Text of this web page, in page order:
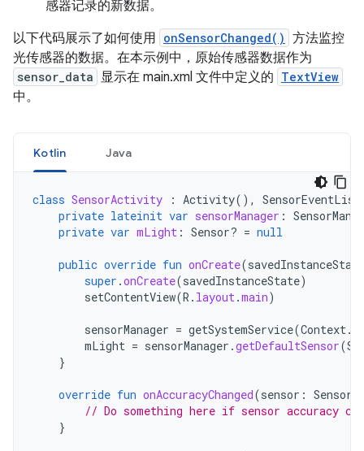
感器记录的新数据。
以下代码展示了如何使用 onSensorChanged() 方法监控
光传感器的数据。在本示例中，原始传感器数据作为
sensor_data 显示在 main.xml 文件中定义的 TextView
中。
Kotlin Java
class SensorActivity : Activity(),
private lateinit var sensorManager :
private var mLight : Sensor? = null
public override fun onCreate(savedInstanceState
super .onCreate(savedInstanceState)
setContentView(R . layout.main)
sensorManager = getSystemService(Context.
mLight = sensorManager .getDefaultSensor(
}
override fun onAccuracyChanged(sensor : Sensor
// Do something here if sensor accuracy
}